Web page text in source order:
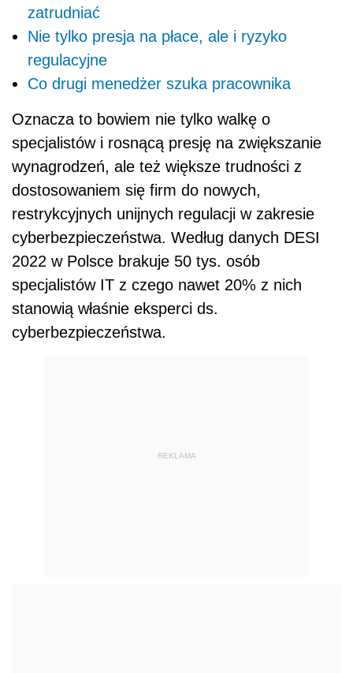
zatrudniać
Nie tylko presja na płace, ale i ryzyko
regulacyjne
Co drugi menedżer szuka pracownika
Oznacza to bowiem nie tylko walkę o
specjalistów i rosnącą presję na zwiększanie
wynagrodzeń, ale też większe trudności z
dostosowaniem się firm do nowych,
restrykcyjnych unijnych regulacji w zakresie
cyberbezpieczeństwa. Według danych DESI
2022 w Polsce brakuje 50 tys. osób
specjalistów IT z czego nawet 20% z nich
stanowią właśnie eksperci ds.
cyberbezpieczeństwa.
REKLAMA